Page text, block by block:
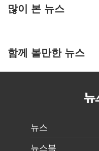
많이 본 뉴스
함께 볼만한 뉴스
뉴스
뉴스북